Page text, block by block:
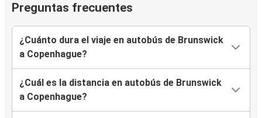
Preguntas frecuentes
¿Cuánto dura el viaje en autobús de Brunswick
a Copenhague?
¿Cuál es la distancia en autobús de Brunswick
a Copenhague?